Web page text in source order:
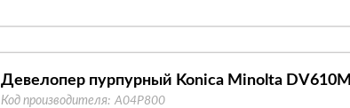
Девелопер пурпурный Konica Minolta DV610M
Код производителя: A04P800